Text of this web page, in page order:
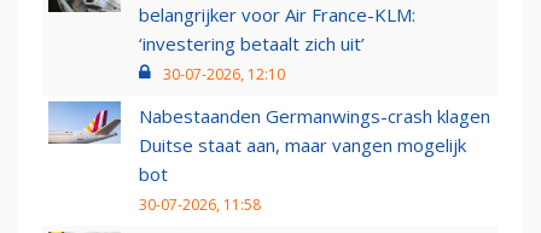
belangrijker voor Air France-KLM:
‘investering betaalt zich uit’
30-07-2026, 12:10
Nabestaanden Germanwings-crash klagen
Duitse staat aan, maar vangen mogelijk
bot
30-07-2026, 11:58